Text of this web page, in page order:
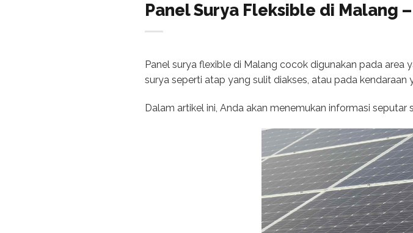
Panel Surya Fleksible di Malang
Panel surya flexible di Malang cocok digunakan pada
surya seperti atap yang sulit diakses, atau pada
Dalam artikel ini, Anda akan menemukan informasi seputar